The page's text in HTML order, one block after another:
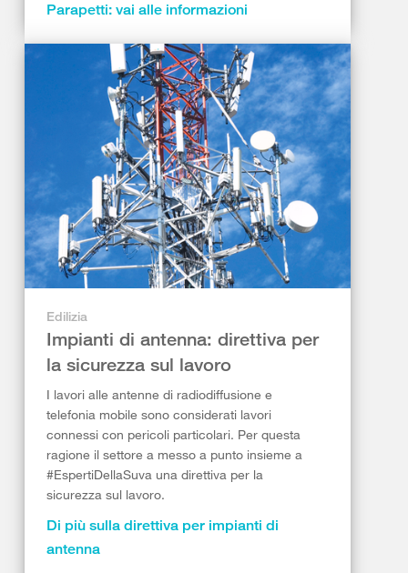
Parapetti: vai alle informazioni
Edilizia
Impianti di antenna: direttiva per
la sicurezza sul lavoro
I lavori alle antenne di radiodiffusione e
telefonia mobile sono considerati lavori
connessi con pericoli particolari. Per questa
ragione il settore a messo a punto insieme a
#EspertiDellaSuva una direttiva per la
sicurezza sul lavoro.
Di più sulla direttiva per impianti di
antenna